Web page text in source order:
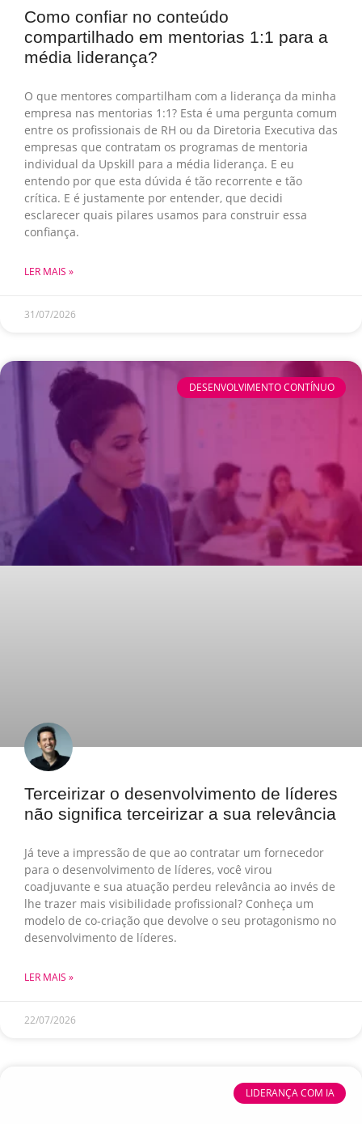
Como confiar no conteúdo
compartilhado em mentorias 1:1 para a
média liderança?
O que mentores compartilham com a liderança da minha
empresa nas mentorias 1:1? Esta é uma pergunta comum
entre os profissionais de RH ou da Diretoria Executiva das
empresas que contratam os programas de mentoria
individual da Upskill para a média liderança. E eu
entendo por que esta dúvida é tão recorrente e tão
crítica. E é justamente por entender, que decidi
esclarecer quais pilares usamos para construir essa
confiança.
LER MAIS »
31/07/2026
DESENVOLVIMENTO CONTÍNUO
Terceirizar o desenvolvimento de líderes
não significa terceirizar a sua relevância
Já teve a impressão de que ao contratar um fornecedor
para o desenvolvimento de líderes, você virou
coadjuvante e sua atuação perdeu relevância ao invés de
lhe trazer mais visibilidade profissional? Conheça um
modelo de co-criação que devolve o seu protagonismo no
desenvolvimento de líderes.
LER MAIS »
22/07/2026
LIDERANÇA COM IA